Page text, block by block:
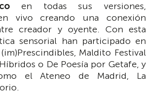
en todas sus versiones,
vivo creando una conexión
creador y oyente. Con esta
sensorial han participado en
Maldito Festival
o De Poesía por Getafe, y
el Ateneo de Madrid, La